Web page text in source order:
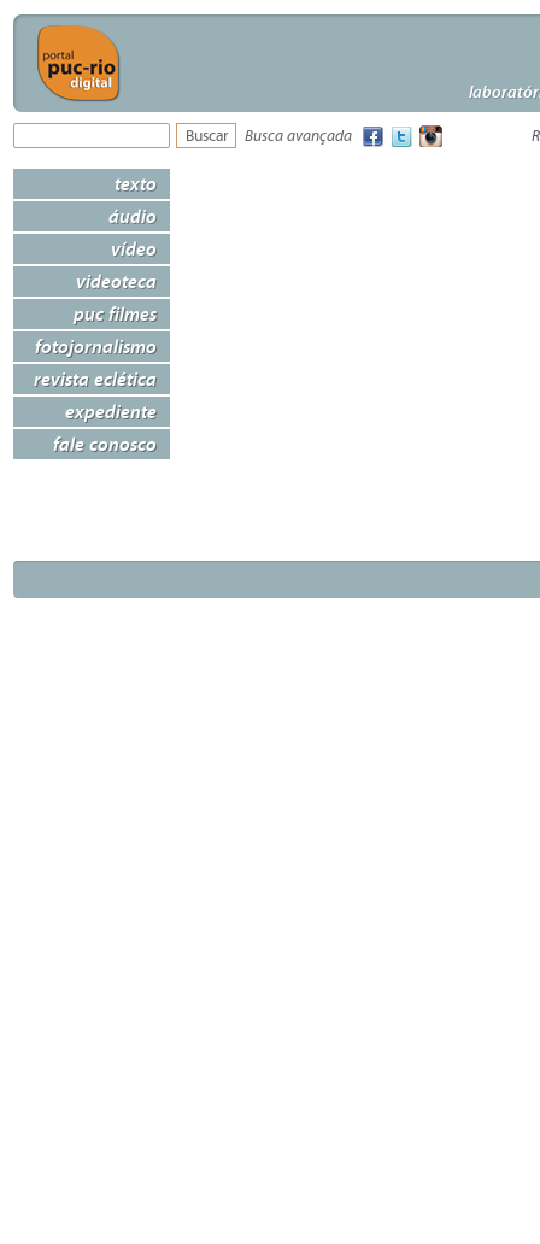
Busca avançada
texto
áudio
vídeo
videoteca
puc filmes
fotojornalismo
revista eclética
expediente
fale conosco